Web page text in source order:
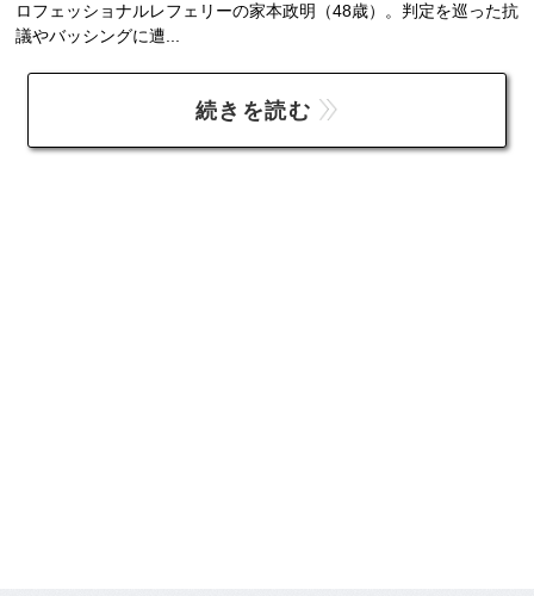
ロフェッショナルレフェリーの家本政明（48歳）。判定を巡った抗
議やバッシングに遭...
続きを読む